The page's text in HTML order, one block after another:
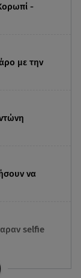
-
με την
να
selfie